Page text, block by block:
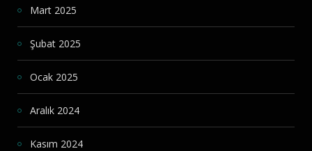
Mart 2025
Şubat 2025
Ocak 2025
Aralık 2024
Kasım 2024